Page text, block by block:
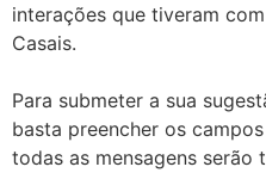
interações que tiveram
Casais.
Para submeter a sua
basta preencher os
todas as mensagens serão